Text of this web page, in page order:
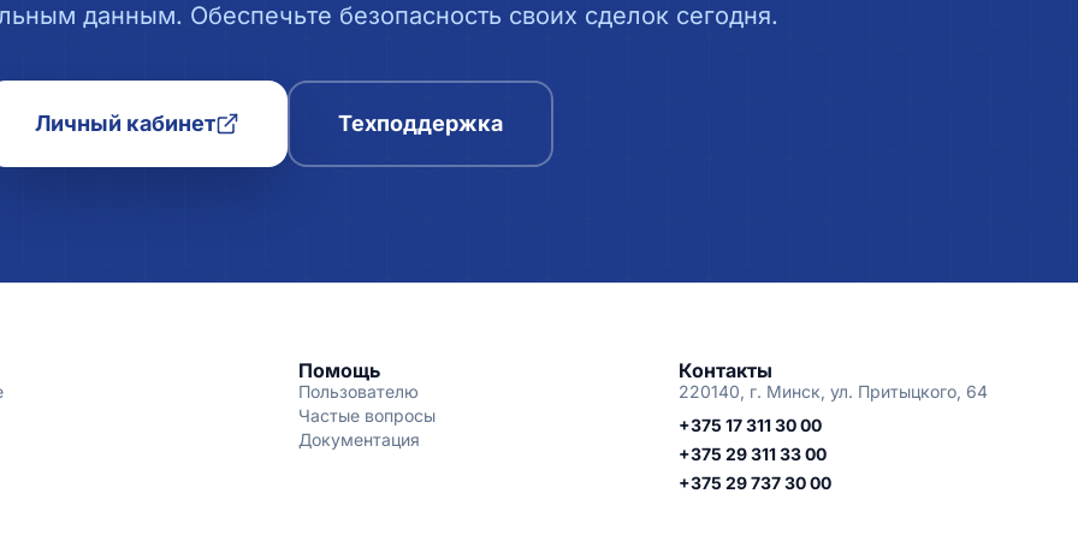
данным. Обеспечьте безопасность своих сделок сегодня.
Личный кабинет Техподдержка
Помощь
Пользователю
Частые вопросы
Документация
Контакты
220140, г. Минск, ул. Притыцкого, 64
+375 17 311 30 00
+375 29 311 33 00
+375 29 737 30 00